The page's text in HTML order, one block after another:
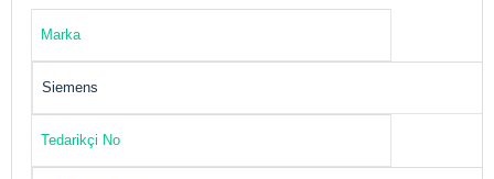
Marka
Siemens
Tedarikçi No